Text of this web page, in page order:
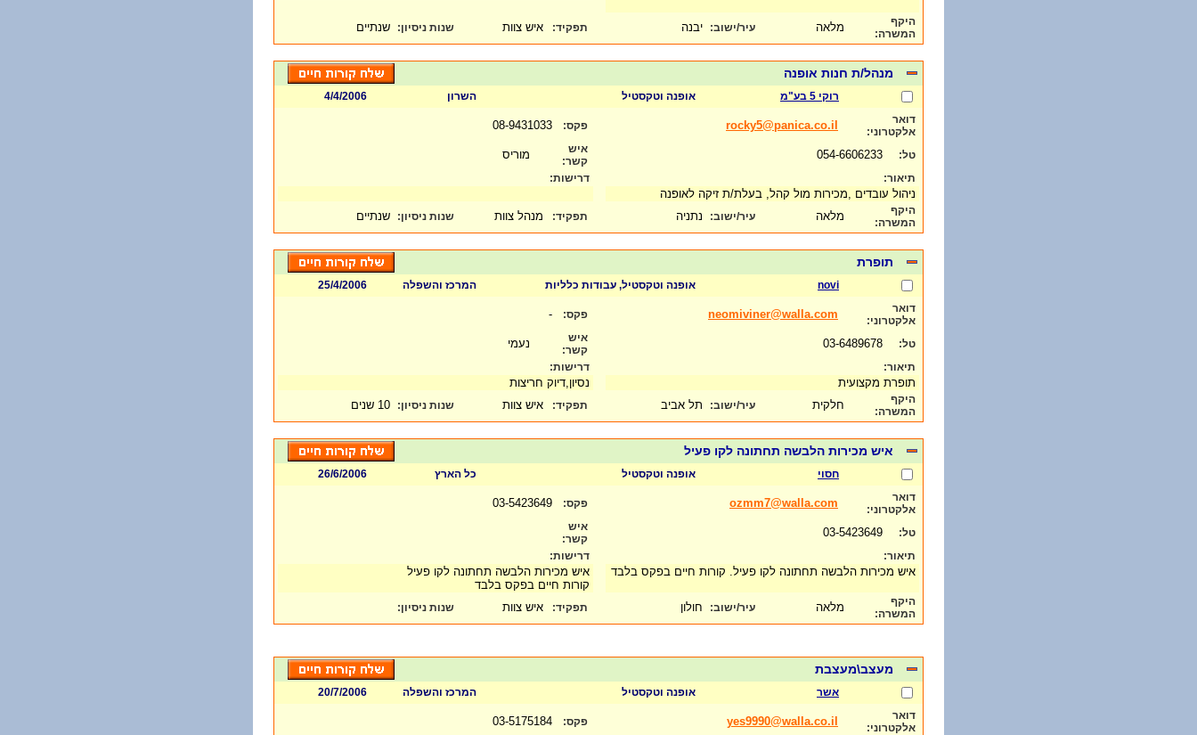
היקף
המשרה:
מלאה עיר/ישוב: יבנה תפקיד: איש צוות שנות ניסיון: שנתיים
מנהל/ת חנות אופנה
רוקי 5 בע"מ אופנה וטקסטיל השרון
4/4/2006
דואר
אלקטרוני:
rocky5@panica.co.il פקס:
טל:
איש
קשר:
מוריס
תיאור:
ניהול עובדים ,מכירות מול קהל, בעלת/ת זיקה לאופנה
דרישות:
היקף
המשרה:
מלאה עיר/ישוב: נתניה תפקיד: מנהל צוות שנות ניסיון: שנתיים
תופרת
novi אופנה וטקסטיל, עבודות כלליות המרכז והשפלה
25/4/2006
דואר
אלקטרוני:
neomiviner@walla.com פקס: -
טל:
איש
קשר:
נעמי
תיאור:
תופרת מקצועית
דרישות:
נסיון,דיוק חריצות
היקף
המשרה:
חלקית עיר/ישוב: תל אביב תפקיד: איש צוות שנות ניסיון: 10 שנים
איש מכירות הלבשה תחתונה לקו פעיל
חסוי אופנה וטקסטיל כל הארץ
26/6/2006
דואר
אלקטרוני:
ozmm7@walla.com פקס:
טל:
איש
קשר:
תיאור:
איש מכירות הלבשה תחתונה לקו פעיל. קורות חיים בפקס בלבד
דרישות:
איש מכירות הלבשה תחתונה לקו פעיל
קורות חיים בפקס בלבד
היקף
המשרה:
מלאה עיר/ישוב: חולון תפקיד: איש צוות שנות ניסיון:
מעצב\מעצבת
אשר אופנה וטקסטיל המרכז והשפלה
20/7/2006
דואר
אלקטרוני:
yes9990@walla.co.il פקס: